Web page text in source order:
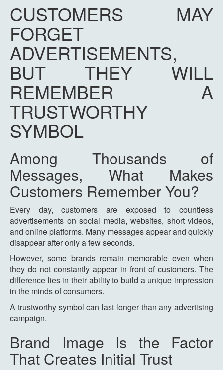
CUSTOMERS MAY
FORGET
ADVERTISEMENTS,
BUT THEY WILL
REMEMBER A
TRUSTWORTHY
SYMBOL
Among Thousands of
Messages, What Makes
Customers Remember You?
Every day, customers are exposed to countless
advertisements on social media, websites, short videos,
and online platforms. Many messages appear and quickly
disappear after only a few seconds.
However, some brands remain memorable even when
they do not constantly appear in front of customers. The
difference lies in their ability to build a unique impression
in the minds of consumers.
A trustworthy symbol can last longer than any advertising
campaign.
Brand Image Is the Factor
That Creates Initial Trust